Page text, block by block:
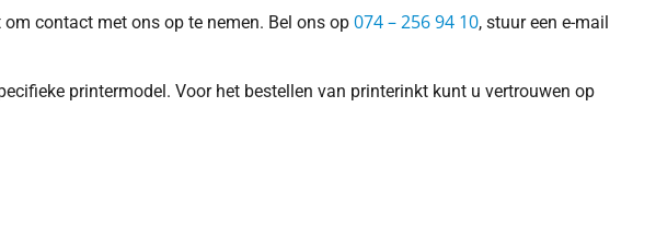
contact met ons op te nemen. Bel ons op 074 – 256 94 10, stuur een e-mail
printermodel. Voor het bestellen van printerinkt kunt u vertrouwen op